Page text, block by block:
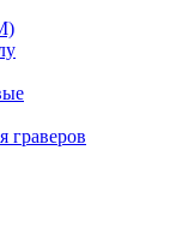
граверов